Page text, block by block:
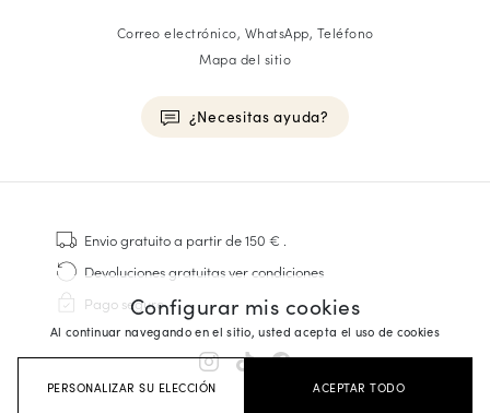
Configurar mis cookies
Al continuar navegando en el sitio, usted acepta el uso de cookies
PERSONALIZAR SU ELECCIÓN ACEPTAR TODO
Correo electrónico, WhatsApp, Teléfono
Mapa del sitio
¿Necesitas ayuda?
Zapatillas
Cosido Goodyear
Derbies y Richelieu
Zapatos Richelieu Hombre
Mocasines
Sandalias y Alpargatas
Maletines Business
Envio gratuitoa partir de 150 € .
Devoluciones gratuitasver condiciones
Pago seguro